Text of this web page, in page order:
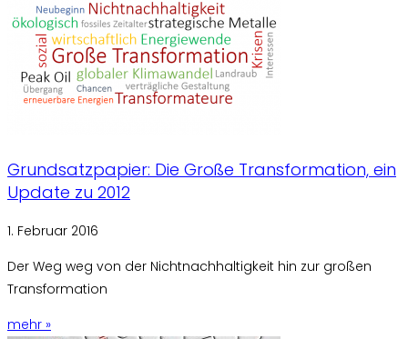
Grundsatzpapier: Die Große Transformation, ein
Update zu 2012
1. Februar 2016
Der Weg weg von der Nichtnachhaltigkeit hin zur großen
Transformation
mehr »